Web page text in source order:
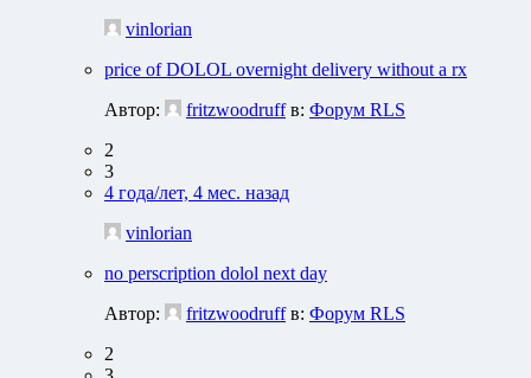
vinlorian
price of DOLOL overnight delivery without a rx
Автор:
fritzwoodruff в: Форум RLS
2
3
4 года/лет, 4 мес. назад
vinlorian
no perscription dolol next day
Автор:
fritzwoodruff в: Форум RLS
2